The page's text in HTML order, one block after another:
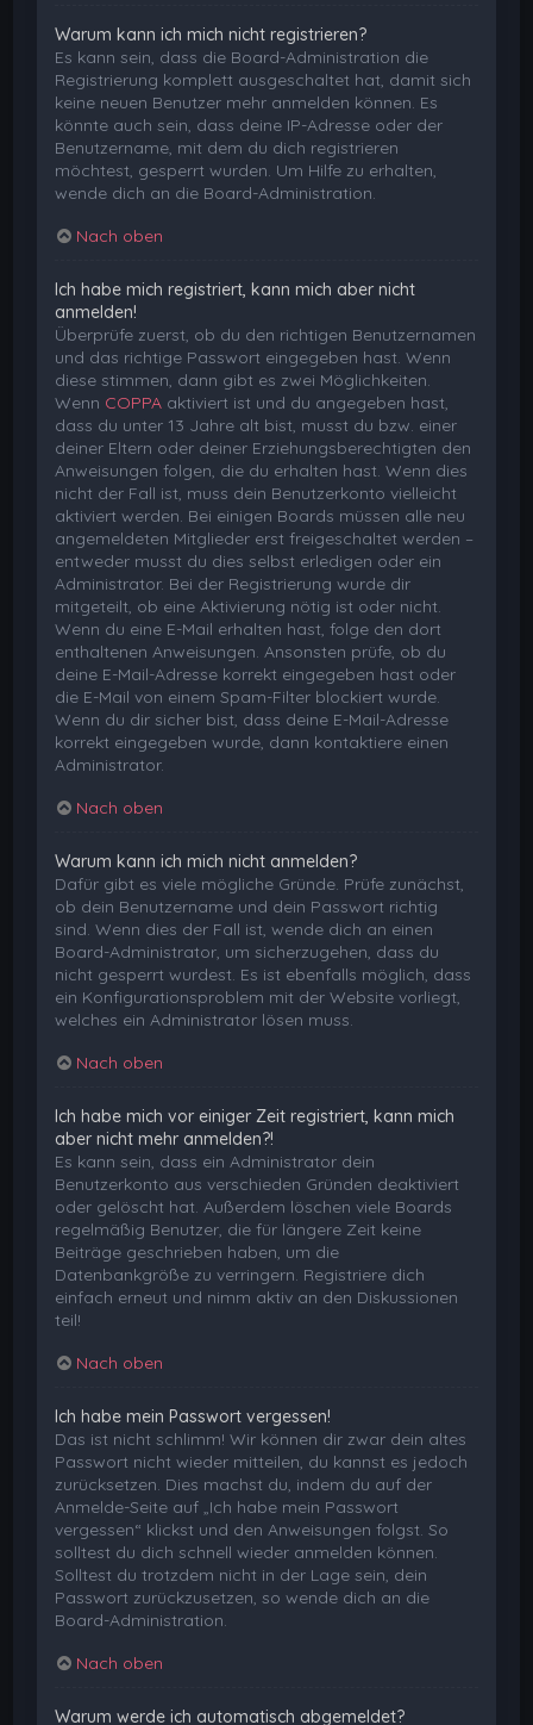
Warum kann ich mich nicht registrieren?
Es kann sein, dass die Board-Administration die
Registrierung komplett ausgeschaltet hat, damit sich
keine neuen Benutzer mehr anmelden können. Es
könnte auch sein, dass deine IP-Adresse oder der
Benutzername, mit dem du dich registrieren
möchtest, gesperrt wurden. Um Hilfe zu erhalten,
wende dich an die Board-Administration.
Nach oben
Ich habe mich registriert, kann mich aber nicht
anmelden!
Überprüfe zuerst, ob du den richtigen Benutzernamen
und das richtige Passwort eingegeben hast. Wenn
diese stimmen, dann gibt es zwei Möglichkeiten.
Wenn COPPA aktiviert ist und du angegeben hast,
dass du unter 13 Jahre alt bist, musst du bzw. einer
deiner Eltern oder deiner Erziehungsberechtigten den
Anweisungen folgen, die du erhalten hast. Wenn dies
nicht der Fall ist, muss dein Benutzerkonto vielleicht
aktiviert werden. Bei einigen Boards müssen alle neu
angemeldeten Mitglieder erst freigeschaltet werden –
entweder musst du dies selbst erledigen oder ein
Administrator. Bei der Registrierung wurde dir
mitgeteilt, ob eine Aktivierung nötig ist oder nicht.
Wenn du eine E-Mail erhalten hast, folge den dort
enthaltenen Anweisungen. Ansonsten prüfe, ob du
deine E-Mail-Adresse korrekt eingegeben hast oder
die E-Mail von einem Spam-Filter blockiert wurde.
Wenn du dir sicher bist, dass deine E-Mail-Adresse
korrekt eingegeben wurde, dann kontaktiere einen
Administrator.
Nach oben
Warum kann ich mich nicht anmelden?
Dafür gibt es viele mögliche Gründe. Prüfe zunächst,
ob dein Benutzername und dein Passwort richtig
sind. Wenn dies der Fall ist, wende dich an einen
Board-Administrator, um sicherzugehen, dass du
nicht gesperrt wurdest. Es ist ebenfalls möglich, dass
ein Konfigurationsproblem mit der Website vorliegt,
welches ein Administrator lösen muss.
Nach oben
Ich habe mich vor einiger Zeit registriert, kann mich
aber nicht mehr anmelden?!
Es kann sein, dass ein Administrator dein
Benutzerkonto aus verschieden Gründen deaktiviert
oder gelöscht hat. Außerdem löschen viele Boards
regelmäßig Benutzer, die für längere Zeit keine
Beiträge geschrieben haben, um die
Datenbankgröße zu verringern. Registriere dich
einfach erneut und nimm aktiv an den Diskussionen
teil!
Nach oben
Ich habe mein Passwort vergessen!
Das ist nicht schlimm! Wir können dir zwar dein altes
Passwort nicht wieder mitteilen, du kannst es jedoch
zurücksetzen. Dies machst du, indem du auf der
Anmelde-Seite auf „Ich habe mein Passwort
vergessen“ klickst und den Anweisungen folgst. So
solltest du dich schnell wieder anmelden können.
Solltest du trotzdem nicht in der Lage sein, dein
Passwort zurückzusetzen, so wende dich an die
Board-Administration.
Nach oben
Warum werde ich automatisch abgemeldet?